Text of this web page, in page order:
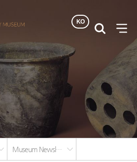
KO
검색
사이
열기
Museum Newsletter